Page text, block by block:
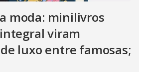
moda: minilivros
viram
luxo entre famosas;